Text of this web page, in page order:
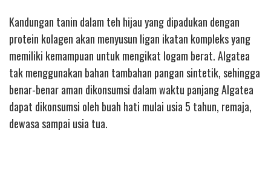
Kandungan tanin dalam teh hijau yang dipadukan dengan
protein kolagen akan menyusun ligan ikatan kompleks yang
memiliki kemampuan untuk mengikat logam berat. Algatea
tak menggunakan bahan tambahan pangan sintetik, sehingga
benar-benar aman dikonsumsi dalam waktu panjang Algatea
dapat dikonsumsi oleh buah hati mulai usia 5 tahun, remaja,
dewasa sampai usia tua.